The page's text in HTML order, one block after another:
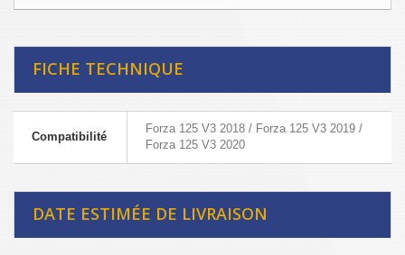
FICHE TECHNIQUE
Compatibilité
Forza 125 V3 2018 / Forza 125 V3 2019 /
Forza 125 V3 2020
DATE ESTIMÉE DE LIVRAISON